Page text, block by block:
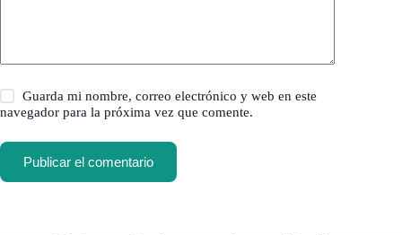
Guarda mi nombre, correo electrónico y web en este
navegador para la próxima vez que comente.
Publicar el comentario